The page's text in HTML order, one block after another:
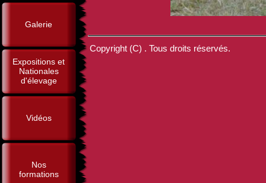
Galerie
Expositions et
Nationales
d'élevage
Vidéos
Nos
formations
Copyright (C) . Tous droits réservés.